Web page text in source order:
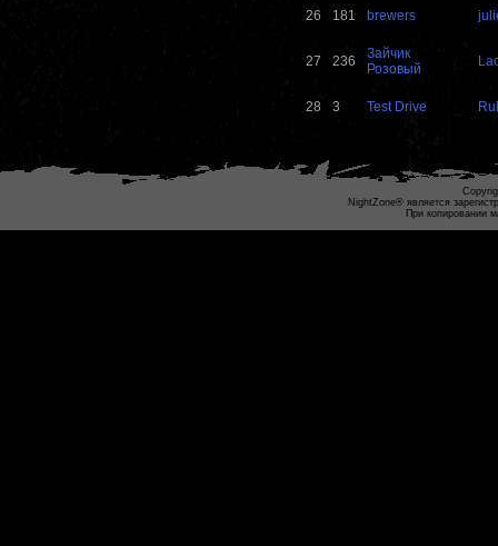
26 181 brewers
27 236
Зайчик
Розовый
28 3 Test Drive
NightZone® является
При копировании